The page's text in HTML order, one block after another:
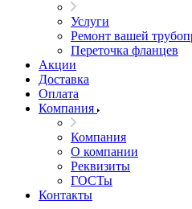
Услуги
Ремонт вашей
Переточка фланцев
Акции
Доставка
Оплата
Компания
Компания
О компании
Реквизиты
ГОСТы
Контакты